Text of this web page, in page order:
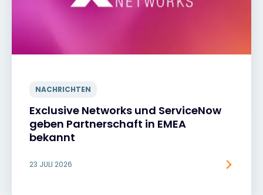
NACHRICHTEN
Exclusive Networks und ServiceNow
geben Partnerschaft in EMEA
bekannt
23 JULI 2026